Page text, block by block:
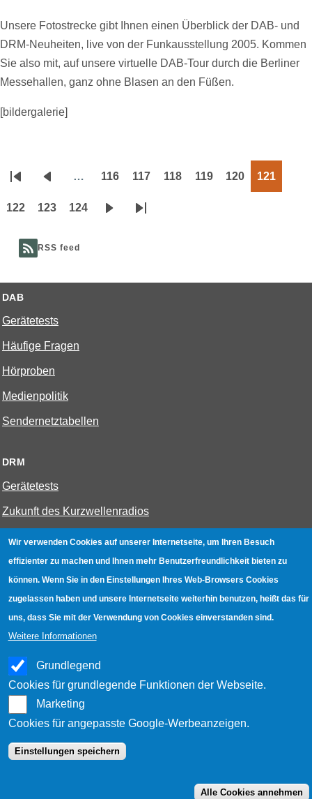
Unsere Fotostrecke gibt Ihnen einen Überblick der DAB- und
DRM-Neuheiten, live von der Funkausstellung 2005. Kommen
Sie also mit, auf unsere virtuelle DAB-Tour durch die Berliner
Messehallen, ganz ohne Blasen an den Füßen.
[bildergalerie]
Seitennummerierung
Erste
Seite
Vorherige
Seite
… 116 117 118 119 120 121
122 123 124
NächsteLetzte
RSS feed
DAB
Gerätetests
Häufige Fragen
Hörproben
Medienpolitik
Sendernetztabellen
DRM
Gerätetests
Zukunft des Kurzwellenradios
Bestenliste
Geräte mit Aufnahmefunktion
WLAN-Testbuch
Datenschutz|Impressum|Kontakt
Wir verwenden Cookies auf unserer Internetseite, um Ihren Besuch
effizienter zu machen und Ihnen mehr Benutzerfreundlichkeit bieten zu
können. Wenn Sie in den Einstellungen Ihres Web-Browsers Cookies
zugelassen haben und unsere Internetseite weiterhin benutzen, heißt das für
uns, dass Sie mit der Verwendung von Cookies einverstanden sind.
Weitere Informationen
Grundlegend
Cookies für grundlegende Funktionen der Webseite.
Marketing
Cookies für angepasste Google-Werbeanzeigen.
Einstellungen speichern
Alle Cookies annehmen